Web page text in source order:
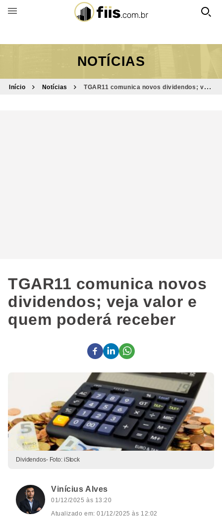
BUSCAR POR FUNDO
NOTÍCIAS
Início Notícias
TGAR11 comunica novos dividendos; veja
TGAR11 comunica novos
dividendos; veja valor e
quem poderá receber
Dividendos- Foto: iStock
Vinícius Alves
01/12/2025 às 13:20
Atualizado em: 01/12/2025 às 12:02